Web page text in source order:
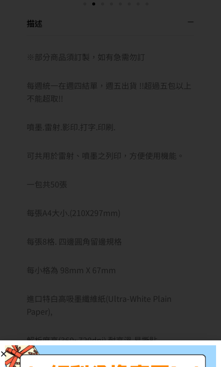
描述
※部分商品須訂製，如有急需勿訂
每週統一在週四結單，週五出貨 !!超過五包以上
不能超取!!
噴墨.雷射.影印.打字.印刷.
可共用於雷射、噴墨之列印，方便使用機能。
一包共50張
每張A4大小.(210X297mm)
每張8格. 四邊圓角留邊規格
每小格為 98mm X 67mm
進口特白高吸墨纖維紙(Ultra-White Plain
Paper),
解析度高(360~720dpi),耐高溫,易撕貼